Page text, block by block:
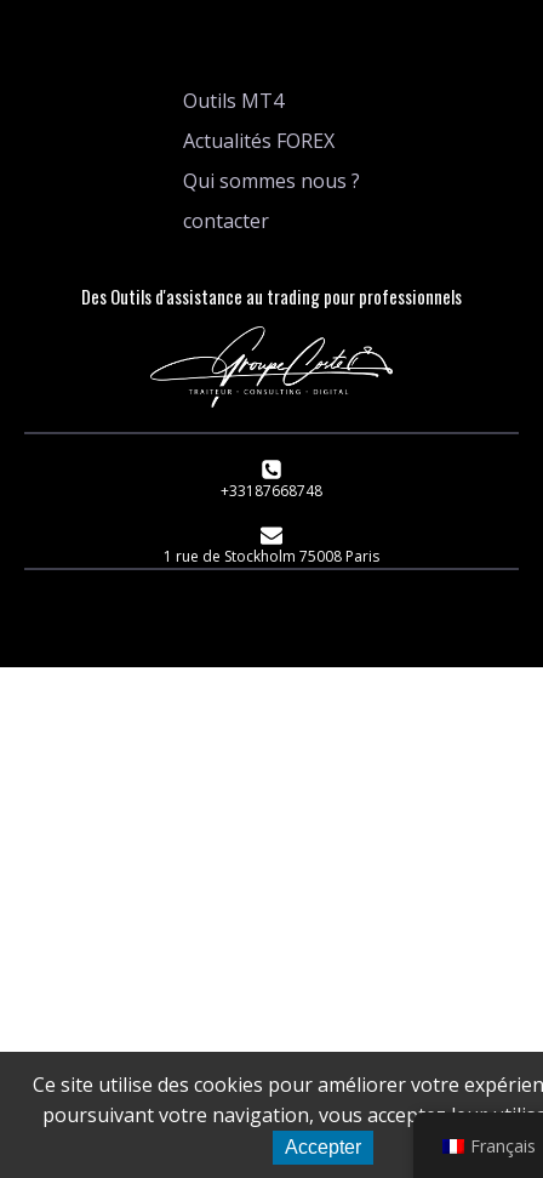
Outils MT4
Actualités FOREX
Qui sommes nous ?
contacter
Des Outils d'assistance au trading pour professionnels
+33187668748
1 rue de Stockholm 75008 Paris
Ce site utilise des cookies pour améliorer votre
poursuivant votre navigation, vous acceptez leur
Accepter Français